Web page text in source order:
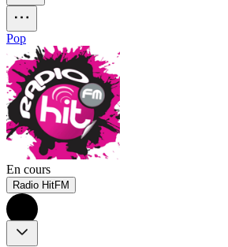
Pop
En cours
Radio HitFM